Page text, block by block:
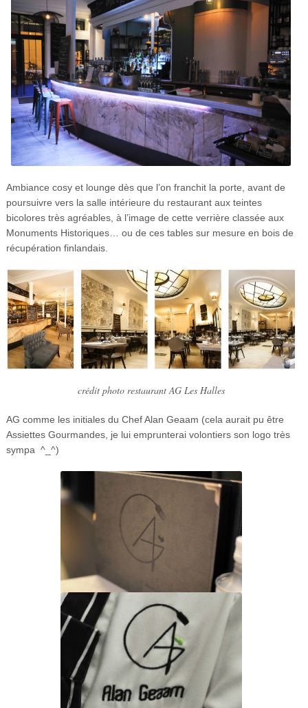
Ambiance cosy et lounge dès que l’on franchit la porte, avant de
poursuivre vers la salle intérieure du restaurant aux teintes
bicolores très agréables, à l’image de cette verrière classée aux
Monuments Historiques… ou de ces tables sur mesure en bois de
récupération finlandais.
crédit photo restaurant AG Les Halles
AG comme les initiales du Chef Alan Geaam (cela aurait pu être
Assiettes Gourmandes, je lui emprunterai volontiers son logo très
sympa ^_^)